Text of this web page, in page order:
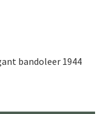
bandoleer 1944